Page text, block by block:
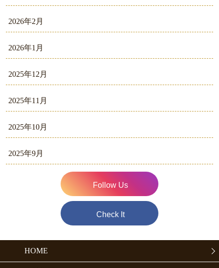
2026年2月
2026年1月
2025年12月
2025年11月
2025年10月
2025年9月
Follow Us
Check It
HOME